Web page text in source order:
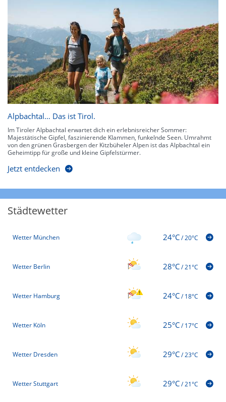
Alpbachtal… Das ist Tirol.
Im Tiroler Alpbachtal erwartet dich ein erlebnisreicher Sommer:
Majestätische Gipfel, faszinierende Klammen, funkelnde Seen. Umrahmt
von den grünen Grasbergen der Kitzbüheler Alpen ist das Alpbachtal ein
Geheimtipp für große und kleine Gipfelstürmer.
Jetzt entdecken
Städtewetter
Wetter München 24°C/20°C
Wetter Berlin 28°C/21°C
Wetter Hamburg 24°C/18°C
Wetter Köln 25°C/17°C
Wetter Dresden 29°C/23°C
Wetter Stuttgart 29°C/21°C